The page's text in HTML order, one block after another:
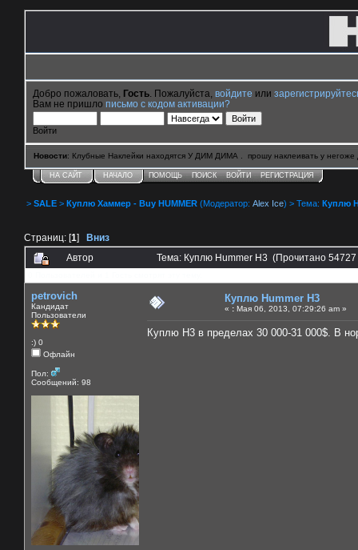
Добро пожаловать, Гость . Пожалуйста, войдите или
Вам не пришло письмо с кодом активации?
Войти
Новости: Клубные Наклейки находятся У ДИМ ДИМА . прошу наклеивать у негоже
НА САЙТ НАЧАЛО ПОМОЩЬ ПОИСК ВОЙТИ РЕГИСТРАЦИЯ
> SALE > Куплю Хаммер - Buy HUMMER (Модератор: Alex Ice) > Тема: Куплю
Страниц: [1] Вниз
Автор
Тема: Куплю Hummer H3 (Прочитано 54727
petrovich
Кандидат
Пользователи
:) 0
Офлайн
Пол:
Сообщений: 98
Куплю Hummer H3
« : Мая 06, 2013, 07:29:26 am »
Куплю Н3 в пределах 30 000-31 000$. В